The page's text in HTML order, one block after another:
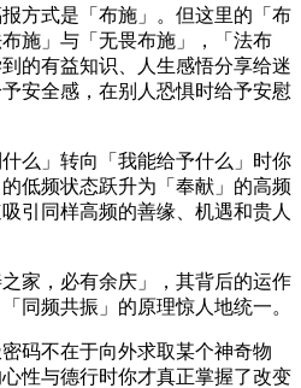
方式是「布施」。但这里的「布
施」与「无畏布施」，「法布
的有益知识、人生感悟分享给迷
安全感，在别人恐惧时给予安慰
么」转向「我能给予什么」时你
低频状态跃升为「奉献」的高频
引同样高频的善缘、机遇和贵人
家，必有余庆」，其背后的运作
同频共振」的原理惊人地统一。
码不在于向外求取某个神奇物
性与德行时你才真正掌握了改变